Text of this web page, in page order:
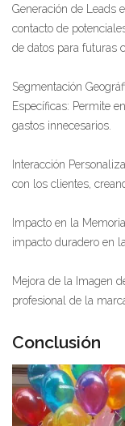
Generación de Leads
contacto de
de datos para futuras
Segmentación
Específicas: Permite
gastos innecesarios.
Interacción
con los clientes,
Impacto en la
impacto duradero en
Mejora de la Imagen
profesional de la
Conclusión